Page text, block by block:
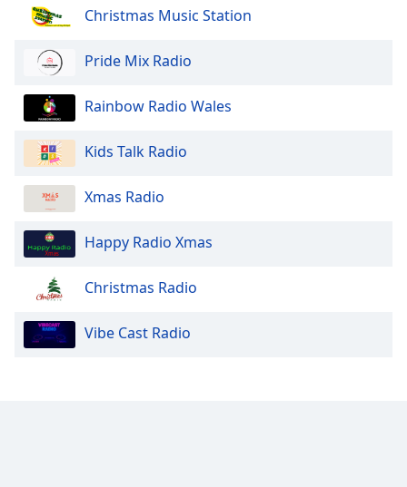
cancel
window.
Text
Color
Opacity
Background
Christmas Music Station
Pride Mix Radio
Rainbow Radio Wales
Kids Talk Radio
Xmas Radio
Happy Radio Xmas
Christmas Radio
Vibe Cast Radio